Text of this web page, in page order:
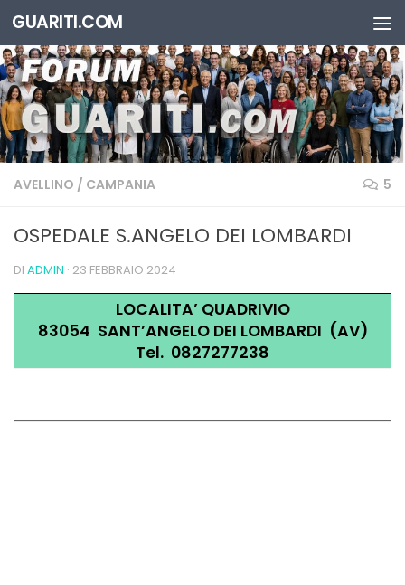
Salta al contenuto
GUARITI.COM
AVELLINO / CAMPANIA 5
OSPEDALE S.ANGELO DEI LOMBARDI
DI ADMIN · 23 FEBBRAIO 2024
LOCALITA’ QUADRIVIO
83054 SANT’ANGELO DEI LOMBARDI (AV)
Tel. 0827277238